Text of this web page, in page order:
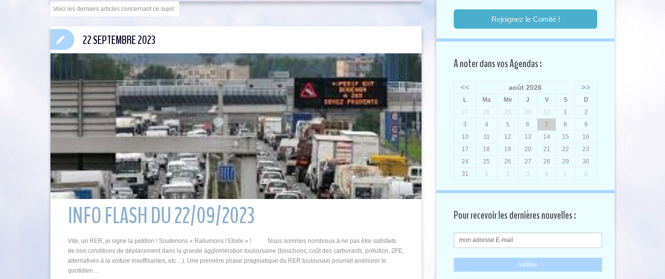
INFO FLASH DU 22/09/2023
Vite, un RER, je signe la pétition ! Soutenons « Rallumons l’Etoile » ! Nous sommes nombreux à ne pas être satisfaits
de nos conditions de déplacement dans la grande agglomération toulousaine (bouchons, coût des carburants, pollution, ZFE,
alternatives à la voiture insuffisantes, etc…). Une première phase pragmatique du RER toulousain pourrait améliorer le
quotidien…
22 SEPTEMBRE 2023
Rejoignez le Comité !
A noter dans vos Agendas :
<< août 2026 >>
L Ma Me J V S
D
27
28 29 30 31 1
2
3
4 5 6 7 8
9
10
11 12 13 14 15
16
17
18 19 20 21 22
23
24
25 26 27 28 29
30
31
1 2 3 4 5 6
Pour recevoir les dernières nouvelles :